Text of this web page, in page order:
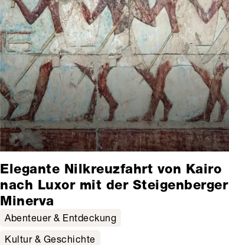
Elegante Nilkreuzfahrt von Kairo
nach Luxor mit der Steigenberger
Minerva
Abenteuer & Entdeckung
Kultur & Geschichte